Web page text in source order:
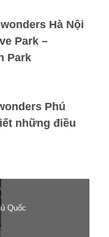
Hà Nội
Park –
Park
Phú
những điều
Quốc